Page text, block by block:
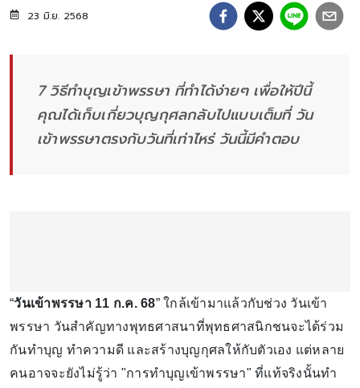
23 มิ.ย. 2568
7 วิธีทำบุญเข้าพรรษา ที่ทำได้ง่ายๆ เพื่อให้ปีนี้
คุณได้เก็บเกี่ยวบุญกุศลกลับไปแบบเต็มที่ วัน
เข้าพรรษาตรงกับวันที่เท่าไหร่ วันนี้มีคำตอบ
“วันเข้าพรรษา 11 ก.ค. 68” ใกล้เข้ามาแล้วกับช่วง วันเข้า
พรรษา วันสำคัญทางพุทธศาสนาที่พุทธศาสนิกชนจะได้ร่วม
กันทำบุญ ทำความดี และสร้างบุญกุศลให้กับตัวเอง แต่หลาย
คนอาจจะยังไม่รู้ว่า "การทำบุญเข้าพรรษา" ที่แท้จริงนั้นทำ